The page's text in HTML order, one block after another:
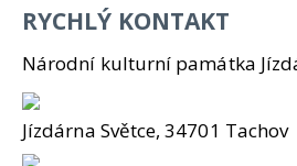
RYCHLÝ KONTAKT
Národní kulturní památka
Jízdárna Světce, 34701 Tachov